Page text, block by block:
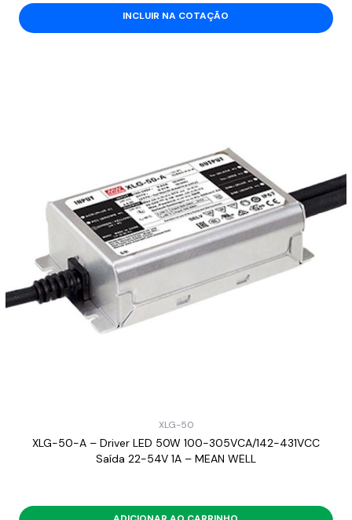
INCLUIR NA COTAÇÃO
XLG-50
XLG-50-A – Driver LED 50W 100-305VCA/142-431VCC
Saída 22-54V 1A – MEAN WELL